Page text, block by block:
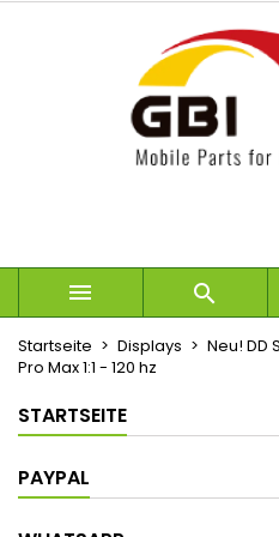
 
Startseite Displays
Neu! DD
Pro Max 1:1 - 120 hz
STARTSEITE
PAYPAL
Ihre
Neue Liste anlegen
Wunschliste
Name der Wunschliste
Anmelden
Sie müssen angemeldet
Wunschliste hinzufügen